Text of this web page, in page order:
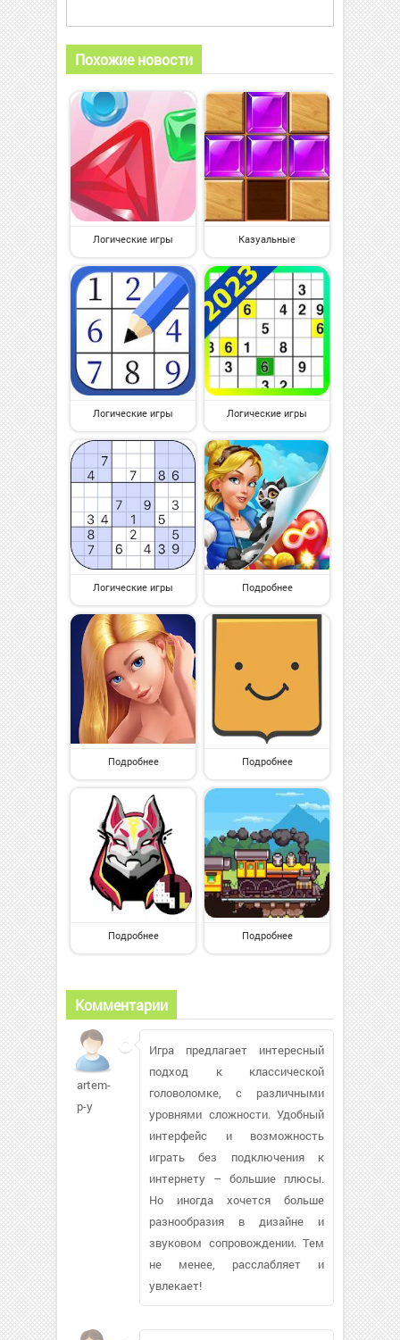
Похожие новости
Логические игры Казуальные
Логические игры Логические игры
Логические игры Подробнее
Подробнее Подробнее
Подробнее Подробнее
Комментарии
artem-
p-y
Игра предлагает интересный
подход к классической
головоломке, с различными
уровнями сложности. Удобный
интерфейс и возможность
играть без подключения к
интернету – большие плюсы.
Но иногда хочется больше
разнообразия в дизайне и
звуковом сопровождении. Тем
не менее, расслабляет и
увлекает!